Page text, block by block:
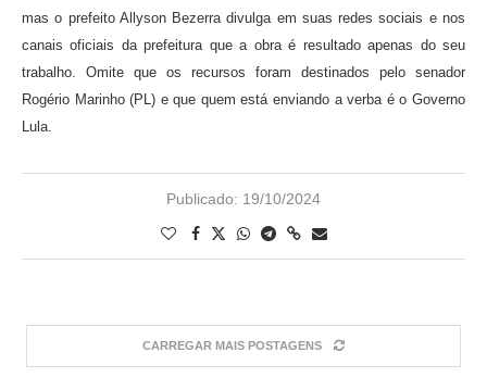
mas o prefeito Allyson Bezerra divulga em suas redes sociais e nos
canais oficiais da prefeitura que a obra é resultado apenas do seu
trabalho. Omite que os recursos foram destinados pelo senador
Rogério Marinho (PL) e que quem está enviando a verba é o Governo
Lula.
Publicado: 19/10/2024
CARREGAR MAIS POSTAGENS